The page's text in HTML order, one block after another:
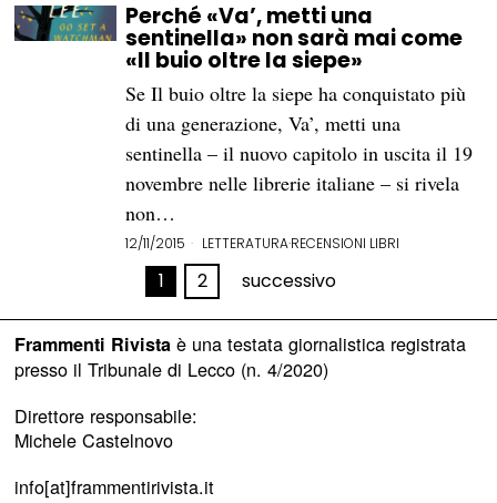
Perché «Va’, metti una
sentinella» non sarà mai come
«Il buio oltre la siepe»
Se Il buio oltre la siepe ha conquistato più
di una generazione, Va’, metti una
sentinella – il nuovo capitolo in uscita il 19
novembre nelle librerie italiane – si rivela
non…
12/11/2015 LETTERATURA·RECENSIONI LIBRI
1 2 successivo
Frammenti Rivistaè una testata giornalistica registrata
presso il Tribunale di Lecco (n. 4/2020)
Direttore responsabile:
Michele Castelnovo
info[at]frammentirivista.it